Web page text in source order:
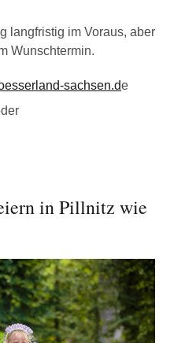
langfristig im Voraus, aber
Wunschtermin.
sachsen.de
in Pillnitz wie